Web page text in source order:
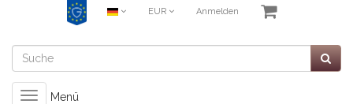
EUR Anmelden
ToggleMenü